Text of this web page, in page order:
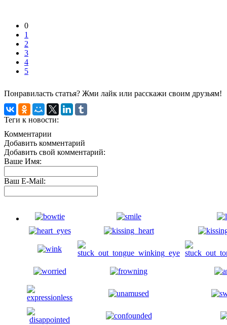
0
1
2
3
4
5
Понравиласть статья? Жми лайк или расскажи своим друзьям!
Теги к новости:
Комментарии
Добавить комментарий
Добавить свой комментарий:
Ваше Имя:
Ваш E-Mail: